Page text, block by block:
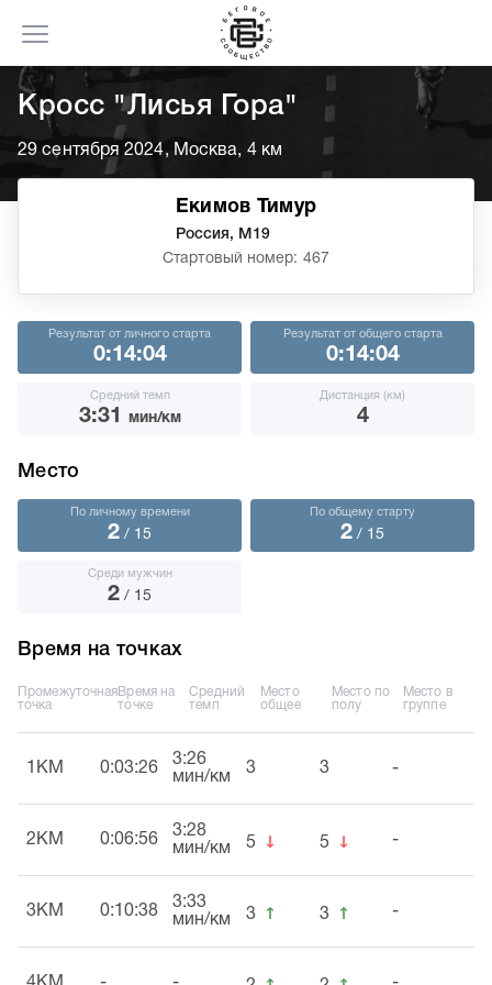
Кросс "Лисья Гора"
29 сентября 2024, Москва, 4 км
Екимов Тимур
Россия, М19
Стартовый номер: 467
Результат от личного старта
0:14:04
Результат от общего старта
0:14:04
Средний темп
3:31 мин/км
Дистанция (км)
4
Место
По личному времени
2 / 15
По общему старту
2 / 15
Среди мужчин
2 / 15
Время на точках
Промежуточная
точка
Время на
точке
Средний
темп
Место
общее
Место по
полу
Место в
группе
1KM 0:03:26
3:26
мин/км
3 3 -
2KM 0:06:56
3:28
мин/км
5 ↓ 5 ↓ -
3KM 0:10:38
3:33
мин/км
3 ↑ 3 ↑ -